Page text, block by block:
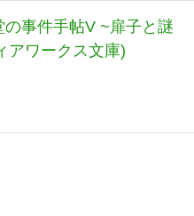
の事件手帖V ~扉子と謎
アワークス文庫)